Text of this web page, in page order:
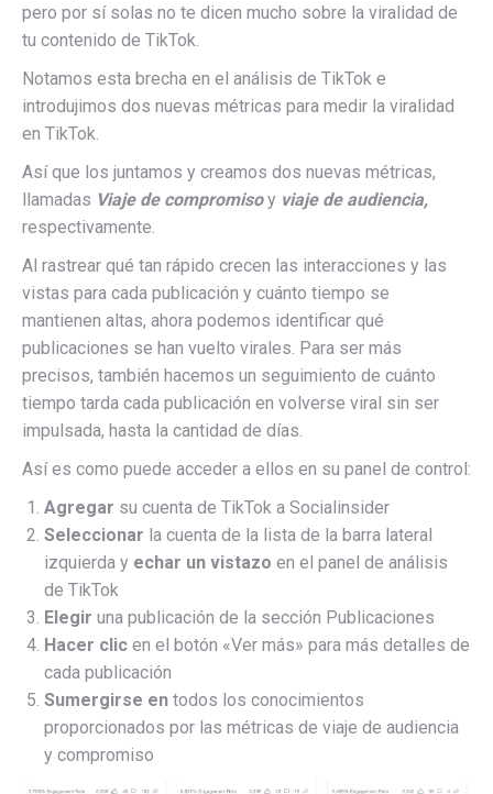
pero por sí solas no te dicen mucho sobre la viralidad de
tu contenido de TikTok.
Notamos esta brecha en el análisis de TikTok e
introdujimos dos nuevas métricas para medir la viralidad
en TikTok.
Así que los juntamos y creamos dos nuevas métricas,
llamadas Viaje de compromisoy viaje de audiencia,
respectivamente.
Al rastrear qué tan rápido crecen las interacciones y las
vistas para cada publicación y cuánto tiempo se
mantienen altas, ahora podemos identificar qué
publicaciones se han vuelto virales. Para ser más
precisos, también hacemos un seguimiento de cuánto
tiempo tarda cada publicación en volverse viral sin ser
impulsada, hasta la cantidad de días.
Así es como puede acceder a ellos en su panel de control:
Agregar su cuenta de TikTok a Socialinsider
Seleccionar la cuenta de la lista de la barra lateral
izquierda y echar un vistazo en el panel de análisis
de TikTok
Elegir una publicación de la sección Publicaciones
Hacer clic en el botón «Ver más» para más detalles de
cada publicación
Sumergirse en todos los conocimientos
proporcionados por las métricas de viaje de audiencia
y compromiso